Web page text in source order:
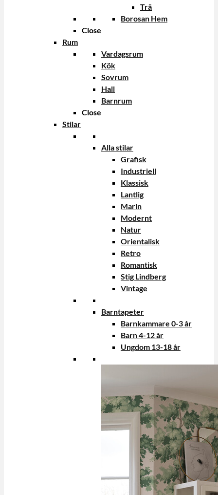
Trä
Borosan Hem
Close
Rum
Vardagsrum
Kök
Sovrum
Hall
Barnrum
Close
Stilar
Alla stilar
Grafisk
Industriell
Klassisk
Lantlig
Marin
Modernt
Natur
Orientalisk
Retro
Romantisk
Stig Lindberg
Vintage
Barntapeter
Barnkammare 0-3 år
Barn 4-12 år
Ungdom 13-18 år